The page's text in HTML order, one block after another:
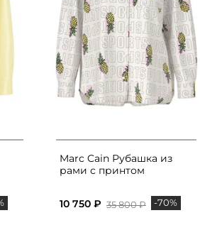
Marc Cain Рубашка из
рами с принтом
10 750 ₽ 35 800 ₽ -70%